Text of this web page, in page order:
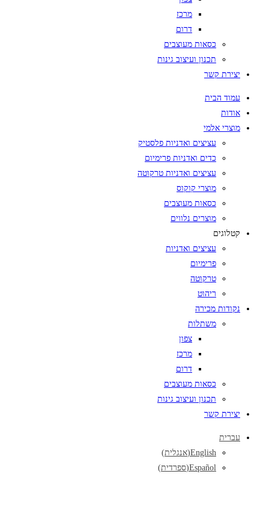
מרכז
דרום
כסאות מעוצבים
תכנון ועיצוב גינות
יצירת קשר
עמוד הבית
אודות
מוצרי אלמי
עציצים ואדניות פלסטיק
כדים ואדניות פרימיום
עציצים ואדניות טרקוטה
מוצרי קוקוס
כסאות מעוצבים
מוצרים נלווים
קטלוגים
עציצים ואדניות
פרימיום
טרקוטה
ריהוט
נקודות מכירה
משתלות
צפון
מרכז
דרום
כסאות מעוצבים
תכנון ועיצוב גינות
יצירת קשר
עברית
English
(אנגלית)
Español
(ספרדית)